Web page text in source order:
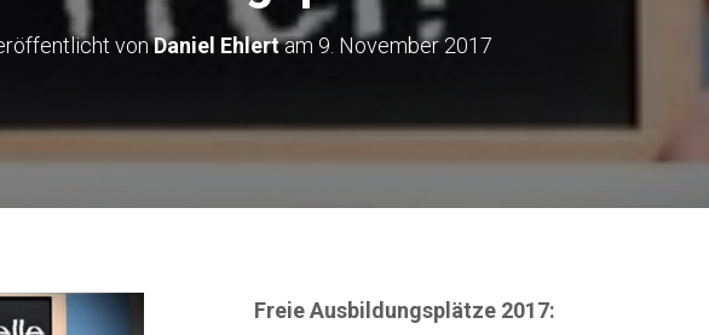
vonDaniel Ehlertam 9. November 2017
Freie Ausbildungsplätze 2017: